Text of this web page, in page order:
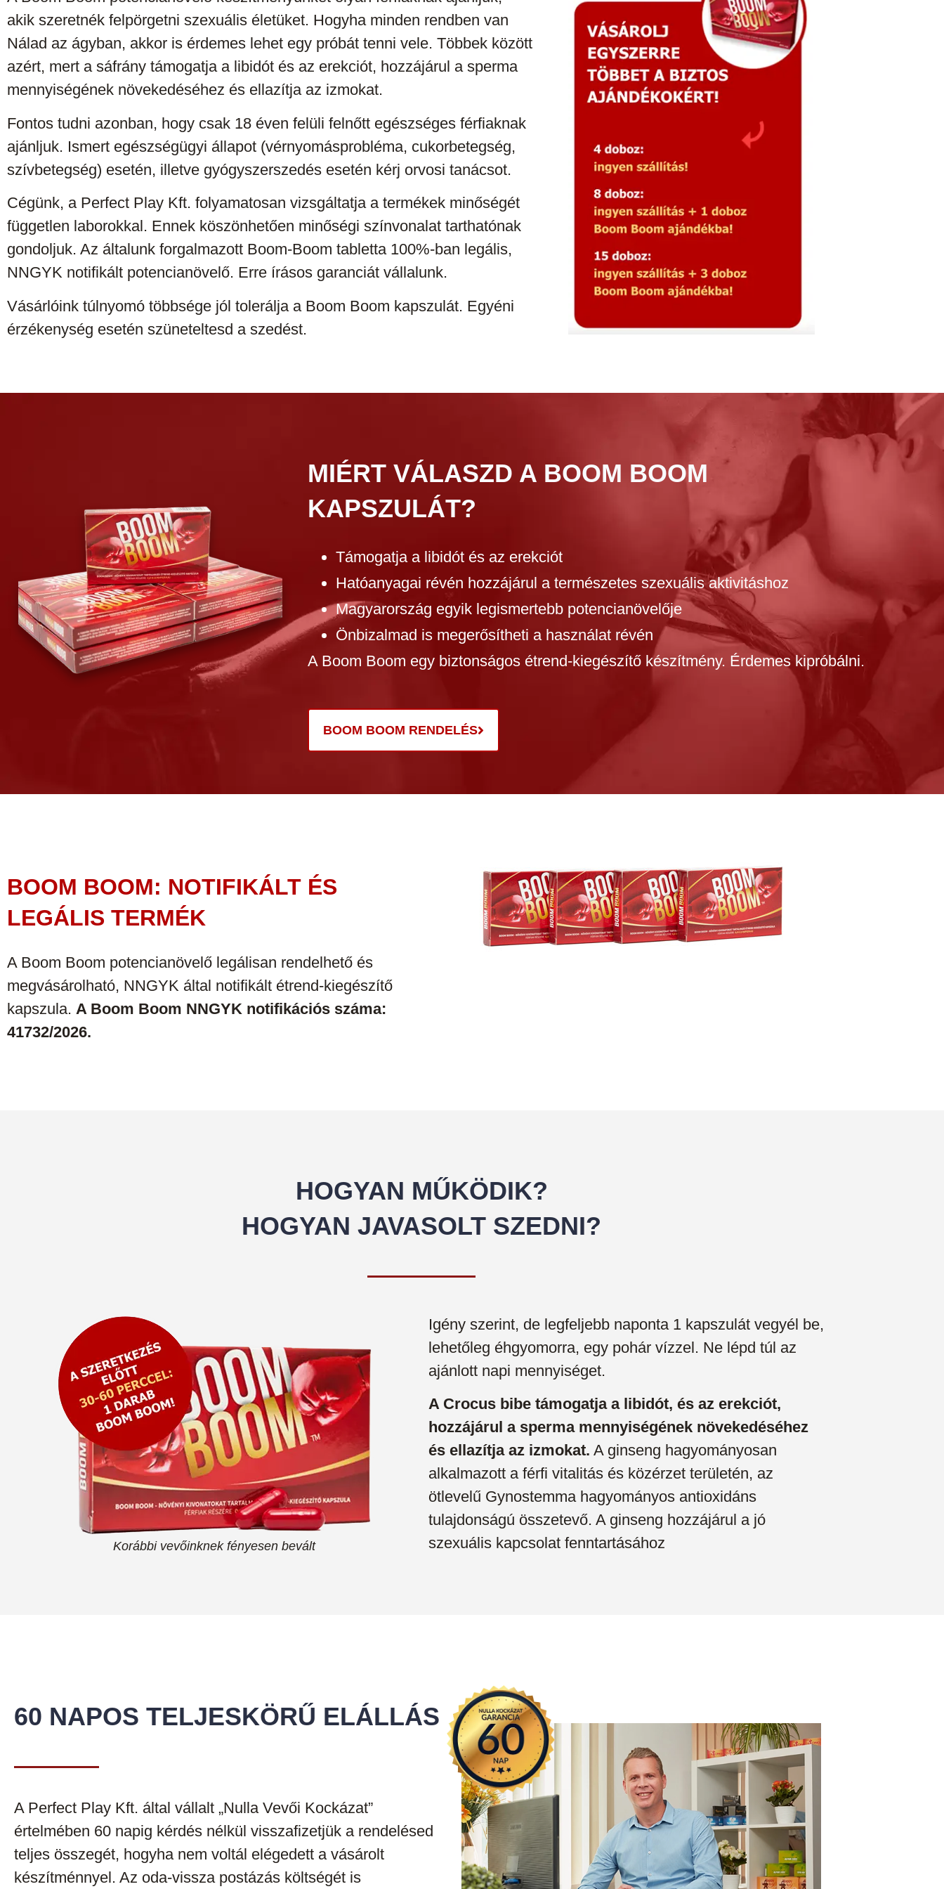
akik szeretnék felpörgetni szexuális életüket. Hogyha minden rendben van
Nálad az ágyban, akkor is érdemes lehet egy próbát tenni vele. Többek között
azért, mert a sáfrány támogatja a libidót és az erekciót, hozzájárul a sperma
mennyiségének növekedéséhez és ellazítja az izmokat.
Fontos tudni azonban, hogy csak 18 éven felüli felnőtt egészséges férfiaknak
ajánljuk. Ismert egészségügyi állapot (vérnyomásprobléma, cukorbetegség,
szívbetegség) esetén, illetve gyógyszerszedés esetén kérj orvosi tanácsot.
Cégünk, a Perfect Play Kft. folyamatosan vizsgáltatja a termékek minőségét
független laborokkal. Ennek köszönhetően minőségi színvonalat tarthatónak
gondoljuk. Az általunk forgalmazott Boom-Boom tabletta 100%-ban legális,
NNGYK notifikált potencianövelő. Erre írásos garanciát vállalunk.
Vásárlóink túlnyomó többsége jól tolerálja a Boom Boom kapszulát. Egyéni
érzékenység esetén szüneteltesd a szedést.
MIÉRT VÁLASZD A BOOM BOOM
KAPSZULÁT?
Támogatja a libidót és az erekciót
Hatóanyagai révén hozzájárul a természetes szexuális aktivitáshoz
Magyarország egyik legismertebb potencianövelője
Önbizalmad is megerősítheti a használat révén
A Boom Boom egy biztonságos étrend-kiegészítő készítmény. Érdemes kipróbálni.
BOOM BOOM RENDELÉS
BOOM BOOM: NOTIFIKÁLT ÉS
LEGÁLIS TERMÉK
A Boom Boom potencianövelő legálisan rendelhető és
megvásárolható, NNGYK által notifikált étrend-kiegészítő
kapszula. A Boom Boom NNGYK notifikációs száma:
41732/2026.
HOGYAN MŰKÖDIK?
HOGYAN JAVASOLT SZEDNI?
Korábbi vevőinknek fényesen bevált
Igény szerint, de legfeljebb naponta 1 kapszulát vegyél be,
lehetőleg éhgyomorra, egy pohár vízzel. Ne lépd túl az
ajánlott napi mennyiséget.
A Crocus bibe támogatja a libidót, és az erekciót,
hozzájárul a sperma mennyiségének növekedéséhez
és ellazítja az izmokat. A ginseng hagyományosan
alkalmazott a férfi vitalitás és közérzet területén, az
ötlevelű Gynostemma hagyományos antioxidáns
tulajdonságú összetevő. A ginseng hozzájárul a jó
szexuális kapcsolat fenntartásához
60 NAPOS TELJESKÖRŰ ELÁLLÁS
A Perfect Play Kft. által vállalt „Nulla Vevői Kockázat”
értelmében 60 napig kérdés nélkül visszafizetjük a rendelésed
teljes összegét, hogyha nem voltál elégedett a vásárolt
készítménnyel. Az oda-vissza postázás költségét is